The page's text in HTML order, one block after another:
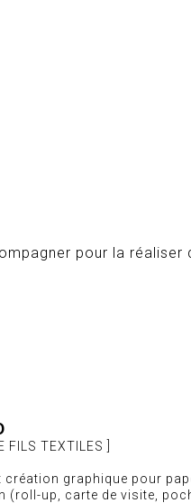
pour la réaliser
FILS TEXTILES ]
création graphique pour
(roll-up, carte de visite,